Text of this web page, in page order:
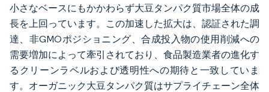
小さなベースにもかかわらず大豆タンパク質市場全体の成
長を上回っています。この加速した拡大は、認証された調
達、非GMOポジショニング、合成投入物の使用削減への
需要増加によって牽引されており、食品製造業者の進化す
るクリーンラベルおよび透明性への期待と一致していま
す。オーガニック大豆タンパク質はサプライチェーン全体